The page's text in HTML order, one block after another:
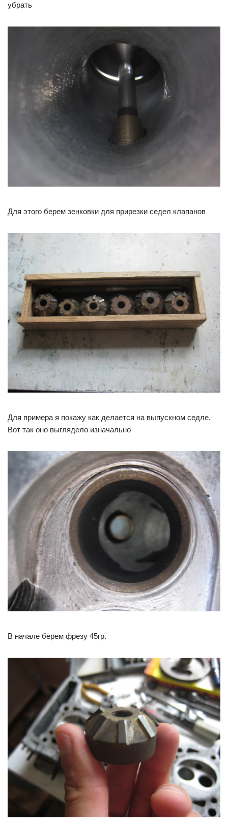
убрать
Для этого берем зенковки для прирезки седел клапанов
Для примера я покажу как делается на выпускном седле.
Вот так оно выглядело изначально
В начале берем фрезу 45гр.